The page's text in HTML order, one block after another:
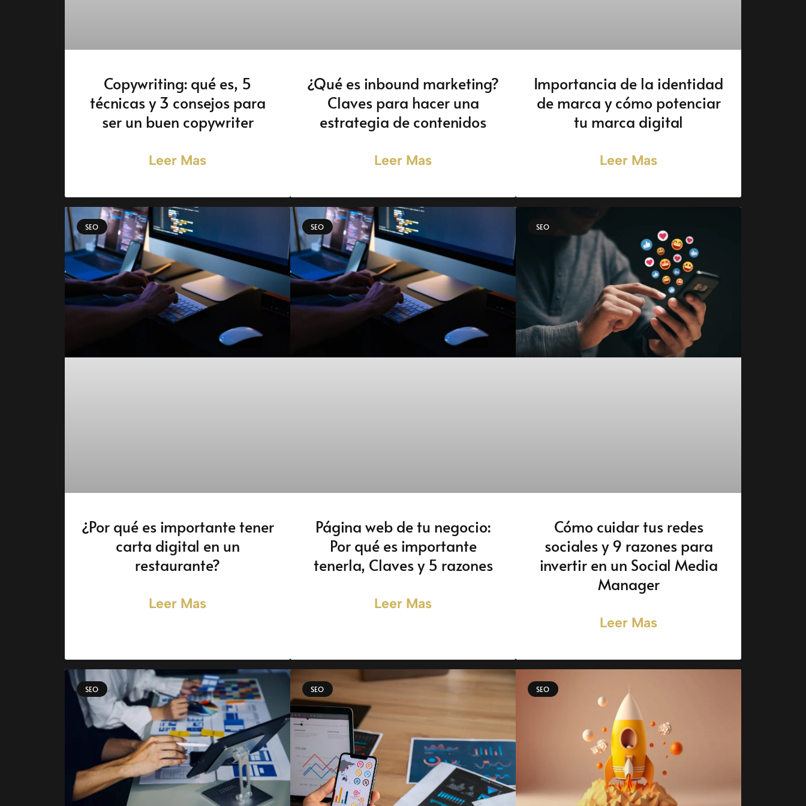
Copywriting: qué es, 5
técnicas y 3 consejos para
ser un buen copywriter
Leer Mas
¿Qué es inbound marketing?
Claves para hacer una
estrategia de contenidos
Leer Mas
Importancia de la identidad
de marca y cómo potenciar
tu marca digital
Leer Mas
SEO
¿Por qué es importante tener
carta digital en un
restaurante?
Leer Mas
SEO
Página web de tu negocio:
Por qué es importante
tenerla, Claves y 5 razones
Leer Mas
SEO
Cómo cuidar tus redes
sociales y 9 razones para
invertir en un Social Media
Manager
Leer Mas
SEO SEO SEO